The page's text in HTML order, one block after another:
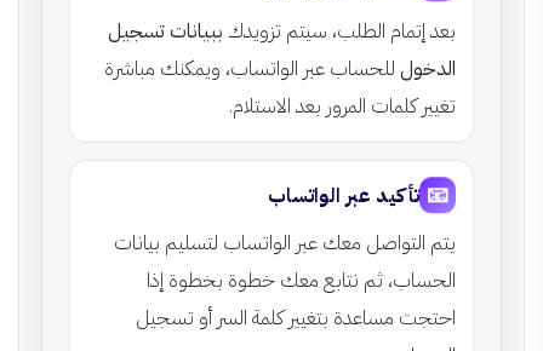
بعد إتمام الطلب، سيتم تزويدك ببيانات تسجيل
الدخول للحساب عبر الواتساب، ويمكنك مباشرة
تغيير كلمات المرور بعد الاستلام.
📧 تأكيد عبر الواتساب
يتم التواصل معك عبر الواتساب لتسليم بيانات
الحساب، ثم نتابع معك خطوة بخطوة إذا
احتجت مساعدة بتغيير كلمة السر أو تسجيل